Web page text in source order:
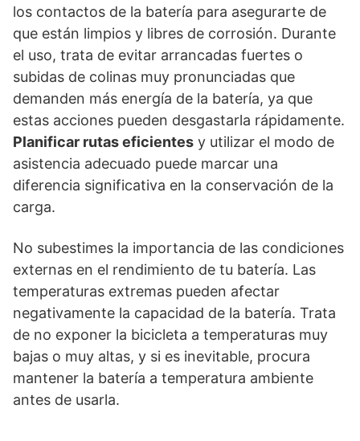
los contactos de la batería para asegurarte de
que están limpios y libres de corrosión. Durante
el uso, trata de evitar arrancadas fuertes o
subidas de colinas muy pronunciadas que
demanden más energía de la batería, ya que
estas acciones pueden desgastarla rápidamente.
Planificar rutas eficientes y utilizar el modo de
asistencia adecuado puede marcar una
diferencia significativa en la conservación de la
carga.
No subestimes la importancia de las condiciones
externas en el rendimiento de tu batería. Las
temperaturas extremas pueden afectar
negativamente la capacidad de la batería. Trata
de no exponer la bicicleta a temperaturas muy
bajas o muy altas, y si es inevitable, procura
mantener la batería a temperatura ambiente
antes de usarla.